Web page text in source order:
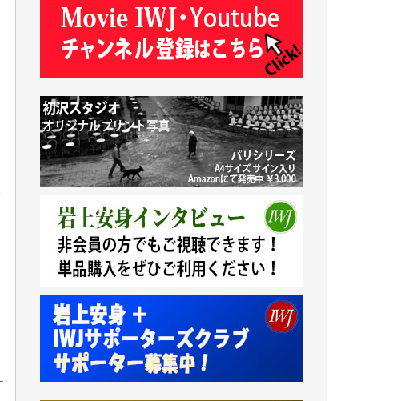
ASAKO TAKAESU 様
マシオン恵美香 様
平野智生 様
山本賢二 様
吉住俊昭 様
徳山匡 様
金 盛起 様
塩川 晃平 様
松本益美 様
井出 隆太 様
及川昭男 様
岩井祐子 様
藤田英之 様
藤岡比左志 様
井出 隆太 様
小池説夫 様
アオキカナメ 様
諸般の事情によりIWJ会費払えず今は非会員
です。市民側に立つ講演会にIWJのカメラマ
ンをよく拝見しております。コンテンツが失